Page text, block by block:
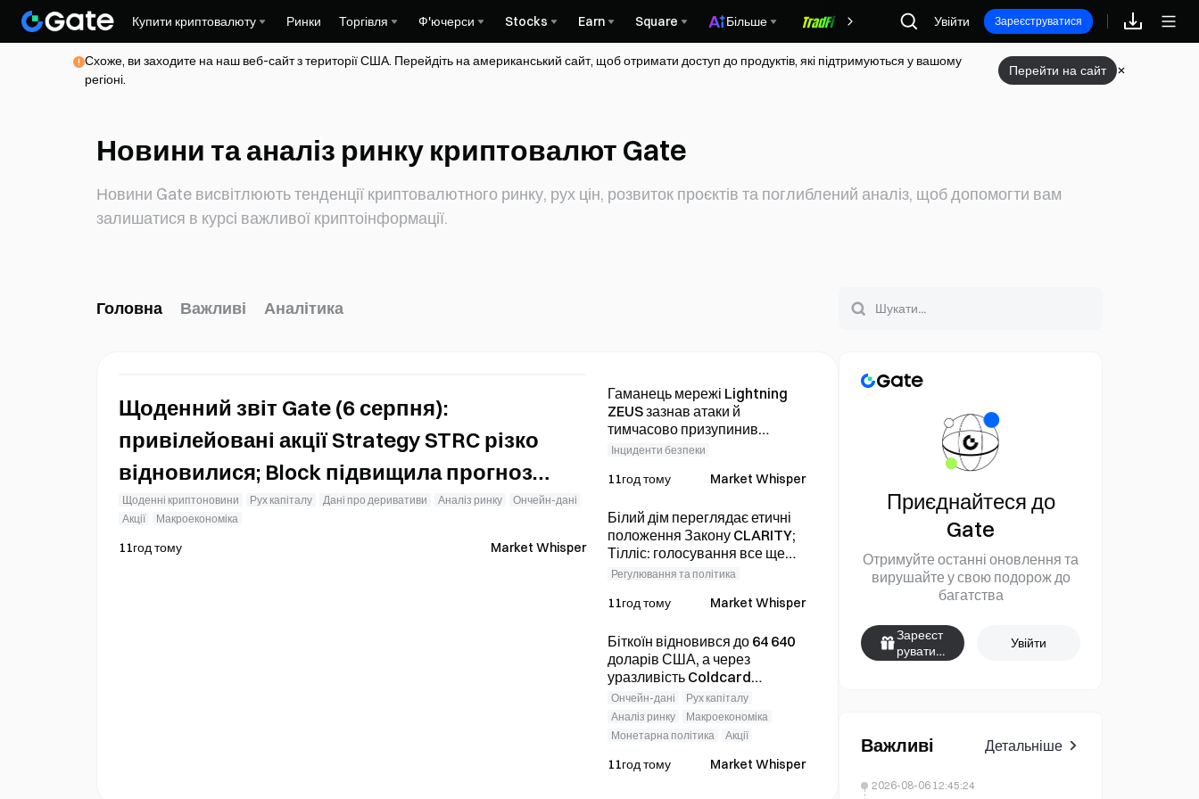
Купити криптовалюту Ринки Торгівля Ф'ючерси Stocks Earn Square Більше Винагороди
Увійти Зареєструватися
Схоже, ви заходите на наш веб-сайт з території США. Перейдіть на американський сайт, щоб отримати доступ до продуктів, які підтримуються у вашому
регіоні.
Перейти на сайт
Новини та аналіз ринку криптовалют Gate
Новини Gate висвітлюють тенденції криптовалютного ринку, рух цін, розвиток проєктів та поглиблений аналіз, щоб допомогти вам
залишатися в курсі важливої криптоінформації.
Головна Важливі Аналітика
Щоденний звіт Gate (6 серпня):
привілейовані акції Strategy STRC різко
відновилися; Block підвищила прогноз
фінансових показників на весь 2026 рік
Щоденні криптоновини Рух капіталу Дані про деривативи Аналіз ринку
Ончейн-дані
Акції
Макроекономіка
11год тому Market Whisper
Гаманець мережі Lightning
ZEUS зазнав атаки й
тимчасово призупинив
роботу; офіційно
користувачів не втрачено.
Інциденти безпеки
11год тому Market Whisper
Білий дім переглядає етичні
положення Закону CLARITY;
Тілліс: голосування все ще
можливе, попри
роботі Сенату до наступного
Регулювання та політика
11год тому Market Whisper
Біткоїн відновився до 64 640
доларів США, а через
уразливість Coldcard
кількість активних гаманців
сягнула тримісячного
максимуму
Ончейн-дані
Рух капіталу
Аналіз ринку
Макроекономіка
Монетарна політика
Акції
11год тому Market Whisper
Приєднайтеся до
Gate
Отримуйте останні оновлення та
вирушайте у свою подорож до
багатства
Зареєст
руватис
Увійти
Важливі Детальніше
2026-08-06 12:45:24